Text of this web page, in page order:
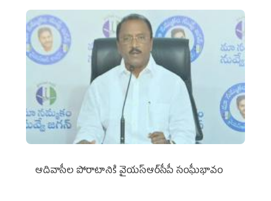
ఆదివాసీల పోరాటానికి వైయ‌స్ఆర్‌సీపీ సంఘీభావం